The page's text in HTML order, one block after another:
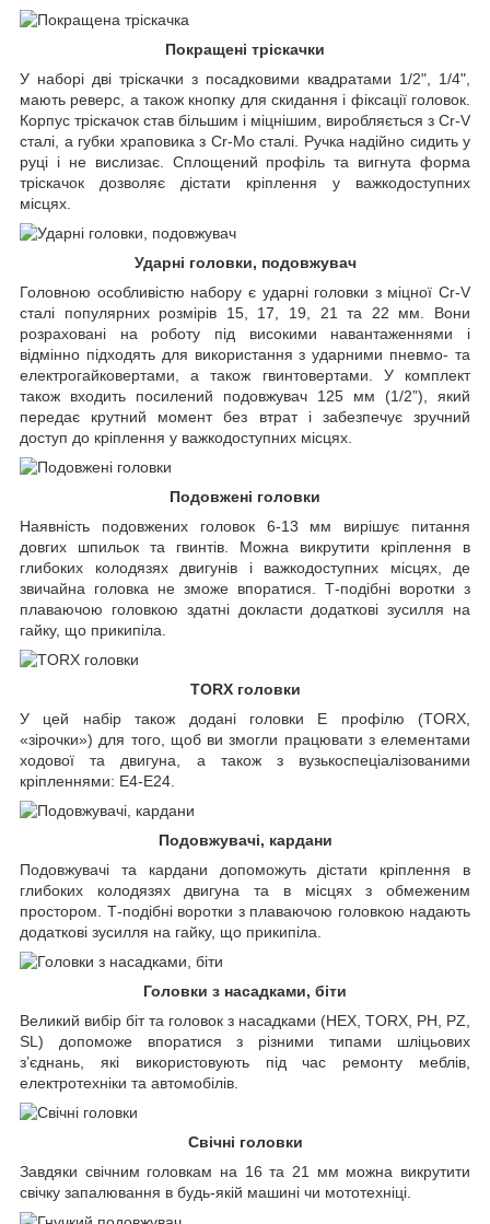
Покращені тріскачки
У наборі дві тріскачки з посадковими квадратами 1/2", 1/4",
мають реверс, а також кнопку для скидання і фіксації головок.
Корпус тріскачок став більшим і міцнішим, виробляється з Cr-V
сталі, а губки храповика з Cr-Mo сталі. Ручка надійно сидить у
руці і не вислизає. Сплощений профіль та вигнута форма
тріскачок дозволяє дістати кріплення у важкодоступних
місцях.
Ударні головки, подовжувач
Головною особливістю набору є ударні головки з міцної Cr-V
сталі популярних розмірів 15, 17, 19, 21 та 22 мм. Вони
розраховані на роботу під високими навантаженнями і
відмінно підходять для використання з ударними пневмо- та
електрогайковертами, а також гвинтовертами. У комплект
також входить посилений подовжувач 125 мм (1/2”), який
передає крутний момент без втрат і забезпечує зручний
доступ до кріплення у важкодоступних місцях.
Подовжені головки
Наявність подовжених головок 6-13 мм вирішує питання
довгих шпильок та гвинтів. Можна викрутити кріплення в
глибоких колодязях двигунів і важкодоступних місцях, де
звичайна головка не зможе впоратися. Т-подібні воротки з
плаваючою головкою здатні докласти додаткові зусилля на
гайку, що прикипіла.
TORX головки
У цей набір також додані головки Е профілю (TORX,
«зірочки») для того, щоб ви змогли працювати з елементами
ходової та двигуна, а також з вузькоспеціалізованими
кріпленнями: Е4-Е24.
Подовжувачі, кардани
Подовжувачі та кардани допоможуть дістати кріплення в
глибоких колодязях двигуна та в місцях з обмеженим
простором. Т-подібні воротки з плаваючою головкою надають
додаткові зусилля на гайку, що прикипіла.
Головки з насадками, біти
Великий вибір біт та головок з насадками (HEX, TORX, PH, PZ,
SL) допоможе впоратися з різними типами шліцьових
з’єднань, які використовують під час ремонту меблів,
електротехніки та автомобілів.
Свічні головки
Завдяки свічним головкам на 16 та 21 мм можна викрутити
свічку запалювання в будь-якій машині чи мототехніці.